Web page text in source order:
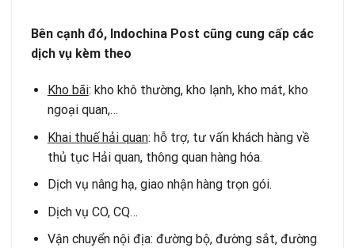
Bên cạnh đó, Indochina Post cũng cung cấp các
dịch vụ kèm theo
Kho bãi: kho khô thường, kho lạnh, kho mát, kho
ngoại quan,…
Khai thuế hải quan: hỗ trợ, tư vấn khách hàng về
thủ tục Hải quan, thông quan hàng hóa.
Dịch vụ nâng hạ, giao nhận hàng trọn gói.
Dịch vụ CO, CQ…
Vận chuyển nội địa: đường bộ, đường sắt, đường